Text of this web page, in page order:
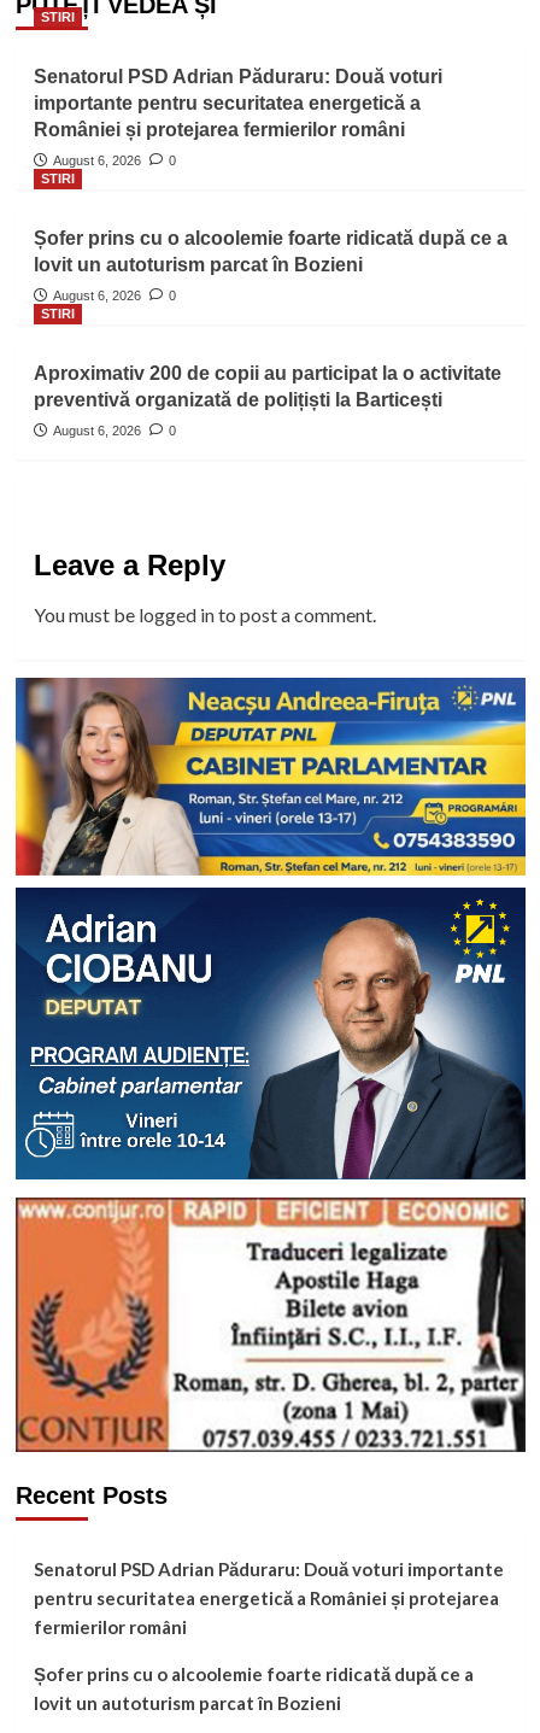
STIRI
Senatorul PSD Adrian Păduraru: Două voturi
importante pentru securitatea energetică a
României și protejarea fermierilor români
August 6, 2026
0
STIRI
Șofer prins cu o alcoolemie foarte ridicată după ce a
lovit un autoturism parcat în Bozieni
August 6, 2026
0
STIRI
Aproximativ 200 de copii au participat la o activitate
preventivă organizată de polițiști la Barticești
August 6, 2026 0
Leave a Reply
You must be logged into post a comment.
Recent Posts
Senatorul PSD Adrian Păduraru: Două voturi importante
pentru securitatea energetică a României și protejarea
fermierilor români
Șofer prins cu o alcoolemie foarte ridicată după ce a
lovit un autoturism parcat în Bozieni